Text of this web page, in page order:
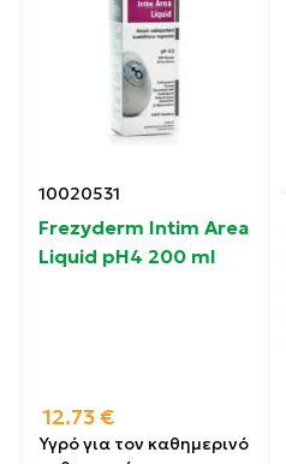
10020531
Frezyderm Intim Area
Liquid pH4 200 ml
12.73 €
Υγρό για τον καθημερινό